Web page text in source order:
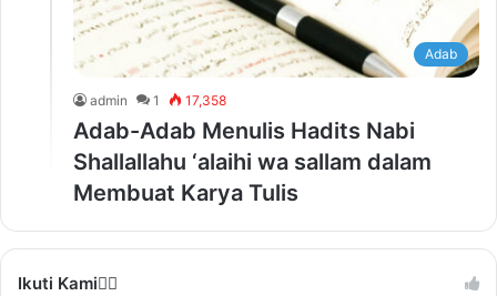
Adab
admin 1 17,358
Adab-Adab Menulis Hadits Nabi
Shallallahu ‘alaihi wa sallam dalam
Membuat Karya Tulis
Ikuti Kami❤️‍🔥